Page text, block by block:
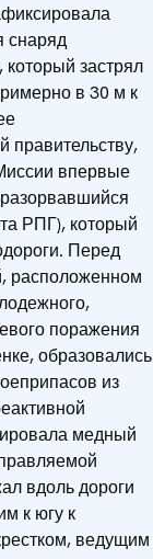
снаряд
застрял
в 30 м к
правительству,
впервые
РПГ), который
Перед
расположенном
поражения
образовались
из
медный
вдоль дороги
к югу к
ведущим